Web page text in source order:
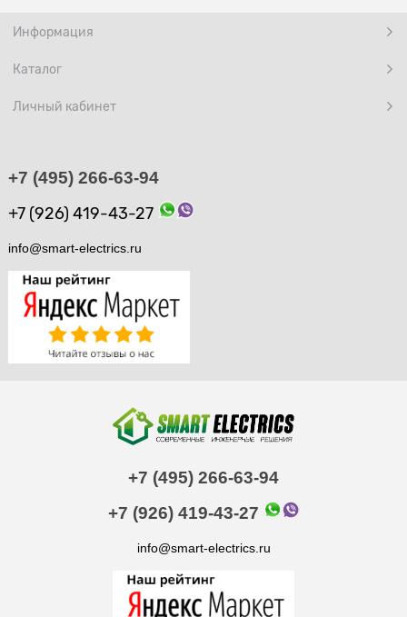
Информация
Каталог
Личный кабинет
+7 (495) 266-63-94
+7 (926) 419-43-27
info@smart-electrics.ru
+7 (495) 266-63-94
+7 (926) 419-43-27
info@smart-electrics.ru